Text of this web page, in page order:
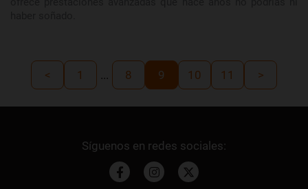
< 1 ... 8 9 10 11 >